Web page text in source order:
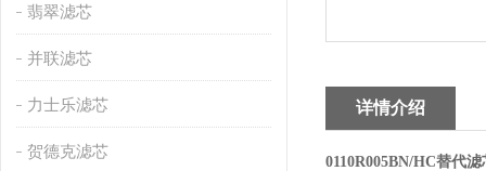
翡翠滤芯
并联滤芯
力士乐滤芯
贺德克滤芯
详情介绍
0110R005BN/HC替代